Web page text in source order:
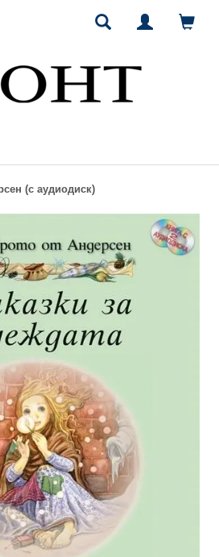
(с аудиодиск)